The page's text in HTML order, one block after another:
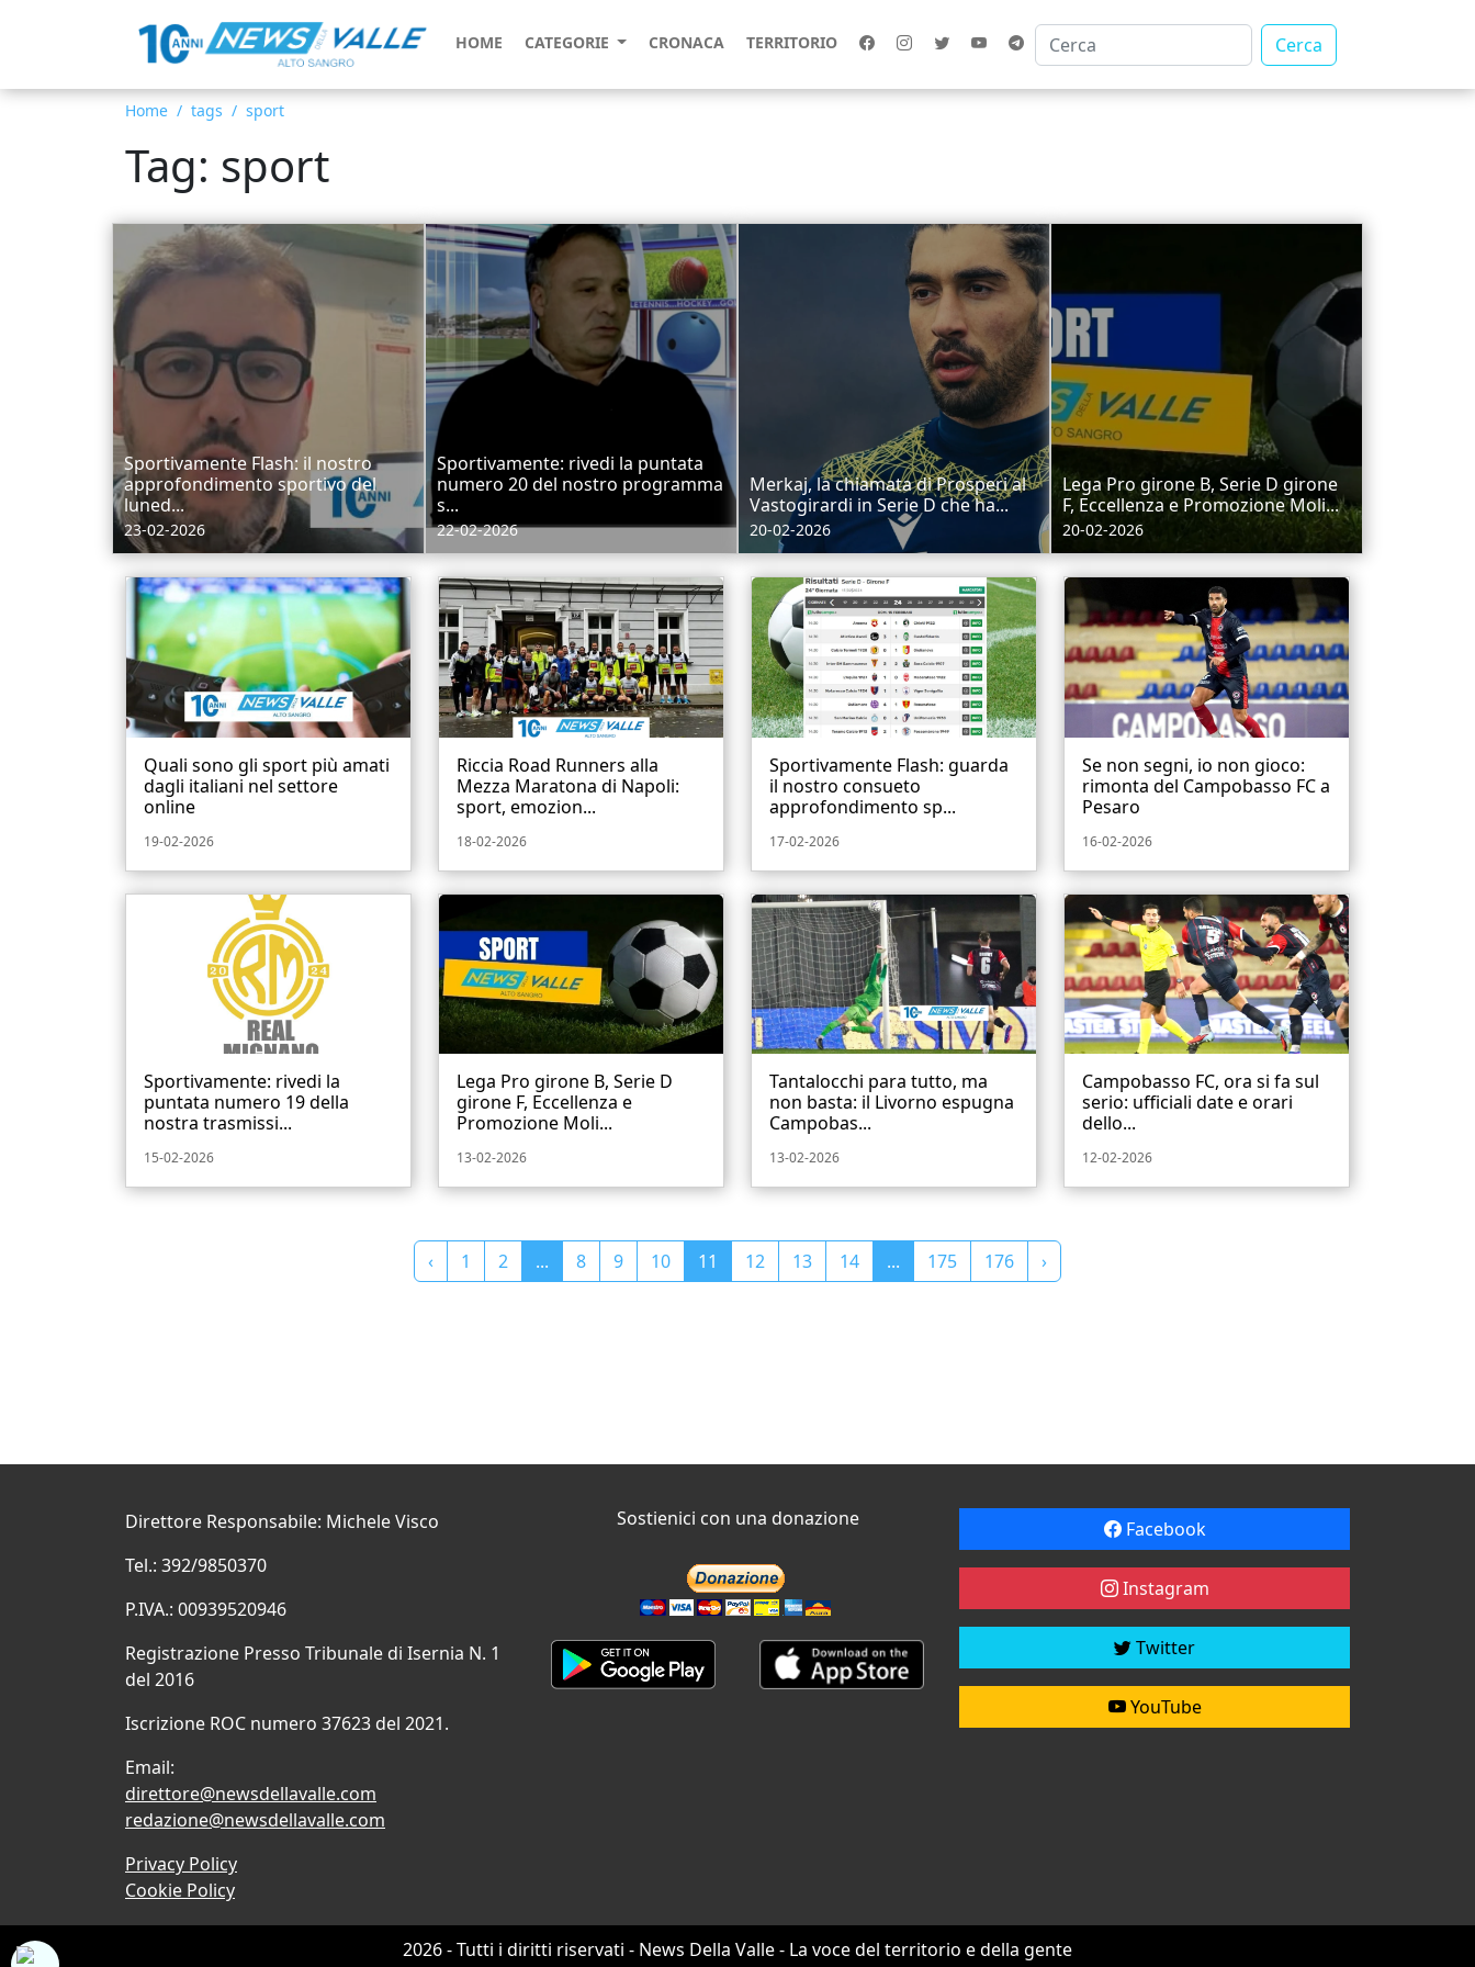
HOME CATEGORIE CRONACA TERRITORIO Cerca
Home tags sport
Tag: sport
Sportivamente Flash: il nostro
approfondimento sportivo del
luned...
23-02-2026
Sportivamente: rivedi la puntata
numero 20 del nostro programma
s...
22-02-2026
Merkaj, la chiamata di Prosperi al
Vastogirardi in Serie D che ha...
20-02-2026
Lega Pro girone B, Serie D girone
F, Eccellenza e Promozione Moli...
20-02-2026
Quali sono gli sport più amati
dagli italiani nel settore
online
19-02-2026
Riccia Road Runners alla
Mezza Maratona di Napoli:
sport, emozion...
18-02-2026
Sportivamente Flash: guarda
il nostro consueto
approfondimento sp...
17-02-2026
Se non segni, io non gioco:
rimonta del Campobasso FC a
Pesaro
16-02-2026
Sportivamente: rivedi la
puntata numero 19 della
nostra trasmissi...
15-02-2026
Lega Pro girone B, Serie D
girone F, Eccellenza e
Promozione Moli...
13-02-2026
Tantalocchi para tutto, ma
non basta: il Livorno espugna
Campobas...
13-02-2026
Campobasso FC, ora si fa sul
serio: ufficiali date e orari
dello...
12-02-2026
‹ 1 2 ... 8 9 10 11 12 13 14 ... 175 176 ›
Direttore Responsabile: Michele Visco
Tel.: 392/9850370
P.IVA.: 00939520946
Registrazione Presso Tribunale di Isernia N. 1
del 2016
Iscrizione ROC numero 37623 del 2021.
Email:
direttore@newsdellavalle.com
redazione@newsdellavalle.com
Privacy Policy
Cookie Policy
Sostienici con una donazione Facebook
Instagram
Twitter
YouTube
2026 - Tutti i diritti riservati - News Della Valle - La voce del territorio e della gente